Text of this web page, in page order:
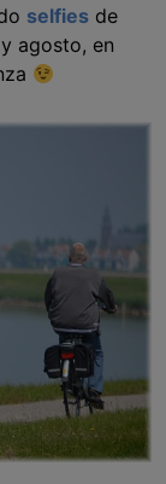
selfies de
agosto, en